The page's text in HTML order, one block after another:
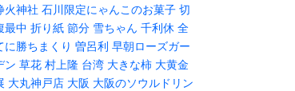
火神社 石川限定にゃんこのお菓子 切
最中 折り紙 節分 雪ちゃん 千利休 全
に勝ちまくり 曽呂利 早朝ローズガー
ン 草花 村上隆 台湾 大きな柿 大黄金
大丸神戸店 大阪 大阪のソウルドリン